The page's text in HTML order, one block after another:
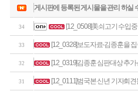
게시판에 등록된 게시물을 관리 하실
34 [12_0508]美쇠고기 수입
33 [12_0328]보도자료-김종훈을
32 [12_0319]김종훈 심판대상 추
31 [12_0111]범국본 신년 기자회견